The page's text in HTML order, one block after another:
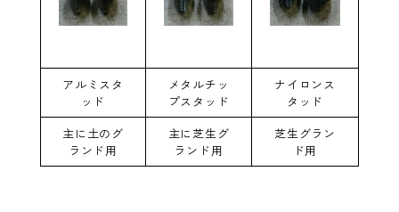
アルミスタ
ッド
メタルチッ
プスタッド
ナイロンス
タッド
主に土のグ
ランド用
主に芝生グ
ランド用
芝生グラン
ド用